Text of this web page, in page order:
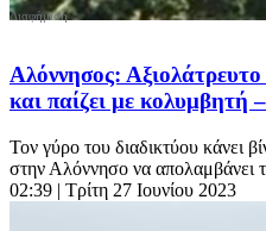
Αλόννησος:
και παίζει με
Τον γύρο του διαδικτύου κάνει
στην Αλόννησο να απολαμβάνει
02:39 | Τρίτη 27 Ιουνίου 2023